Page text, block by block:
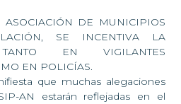
ASOCIACIÓN DE MUNICIPIOS
SE INCENTIVA LA
TANTO EN VIGILANTES
EN POLICÍAS.
que muchas alegaciones
AN estarán reflejadas en el